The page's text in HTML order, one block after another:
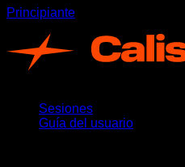
Principiante
Sesiones
Guía del usuario